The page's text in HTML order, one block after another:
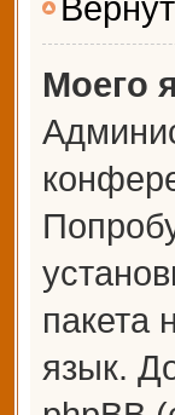
Моего
пакета
язык.